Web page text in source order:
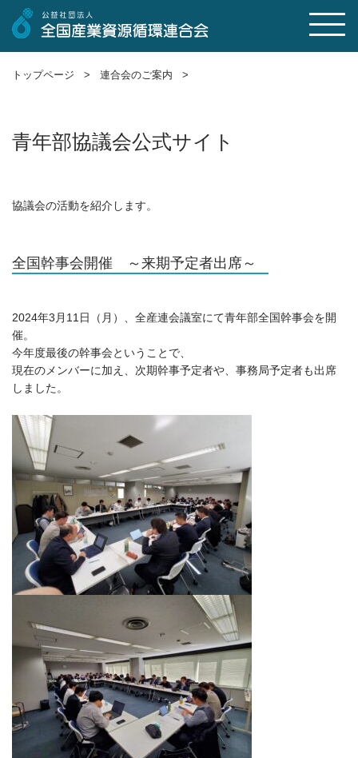
トップページ > 連合会のご案内 >
青年部協議会公式サイト
協議会の活動を紹介します。
全国幹事会開催 ～来期予定者出席～
2024年3月11日（月）、全産連会議室にて青年部全国幹事会を開
催。
今年度最後の幹事会ということで、
現在のメンバーに加え、次期幹事予定者や、事務局予定者も出席
しました。